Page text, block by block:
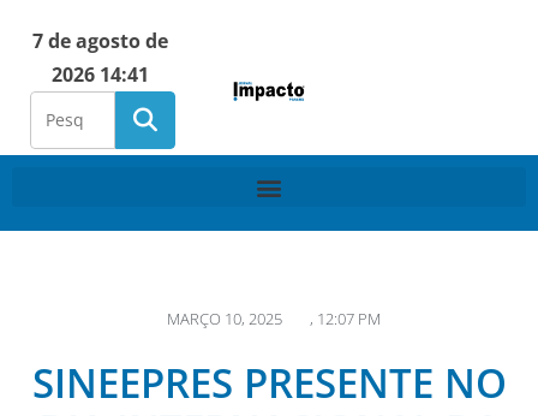
7 de agosto de
2026 14:41
MARÇO 10, 2025 , 12:07 PM
SINEEPRES PRESENTE NO